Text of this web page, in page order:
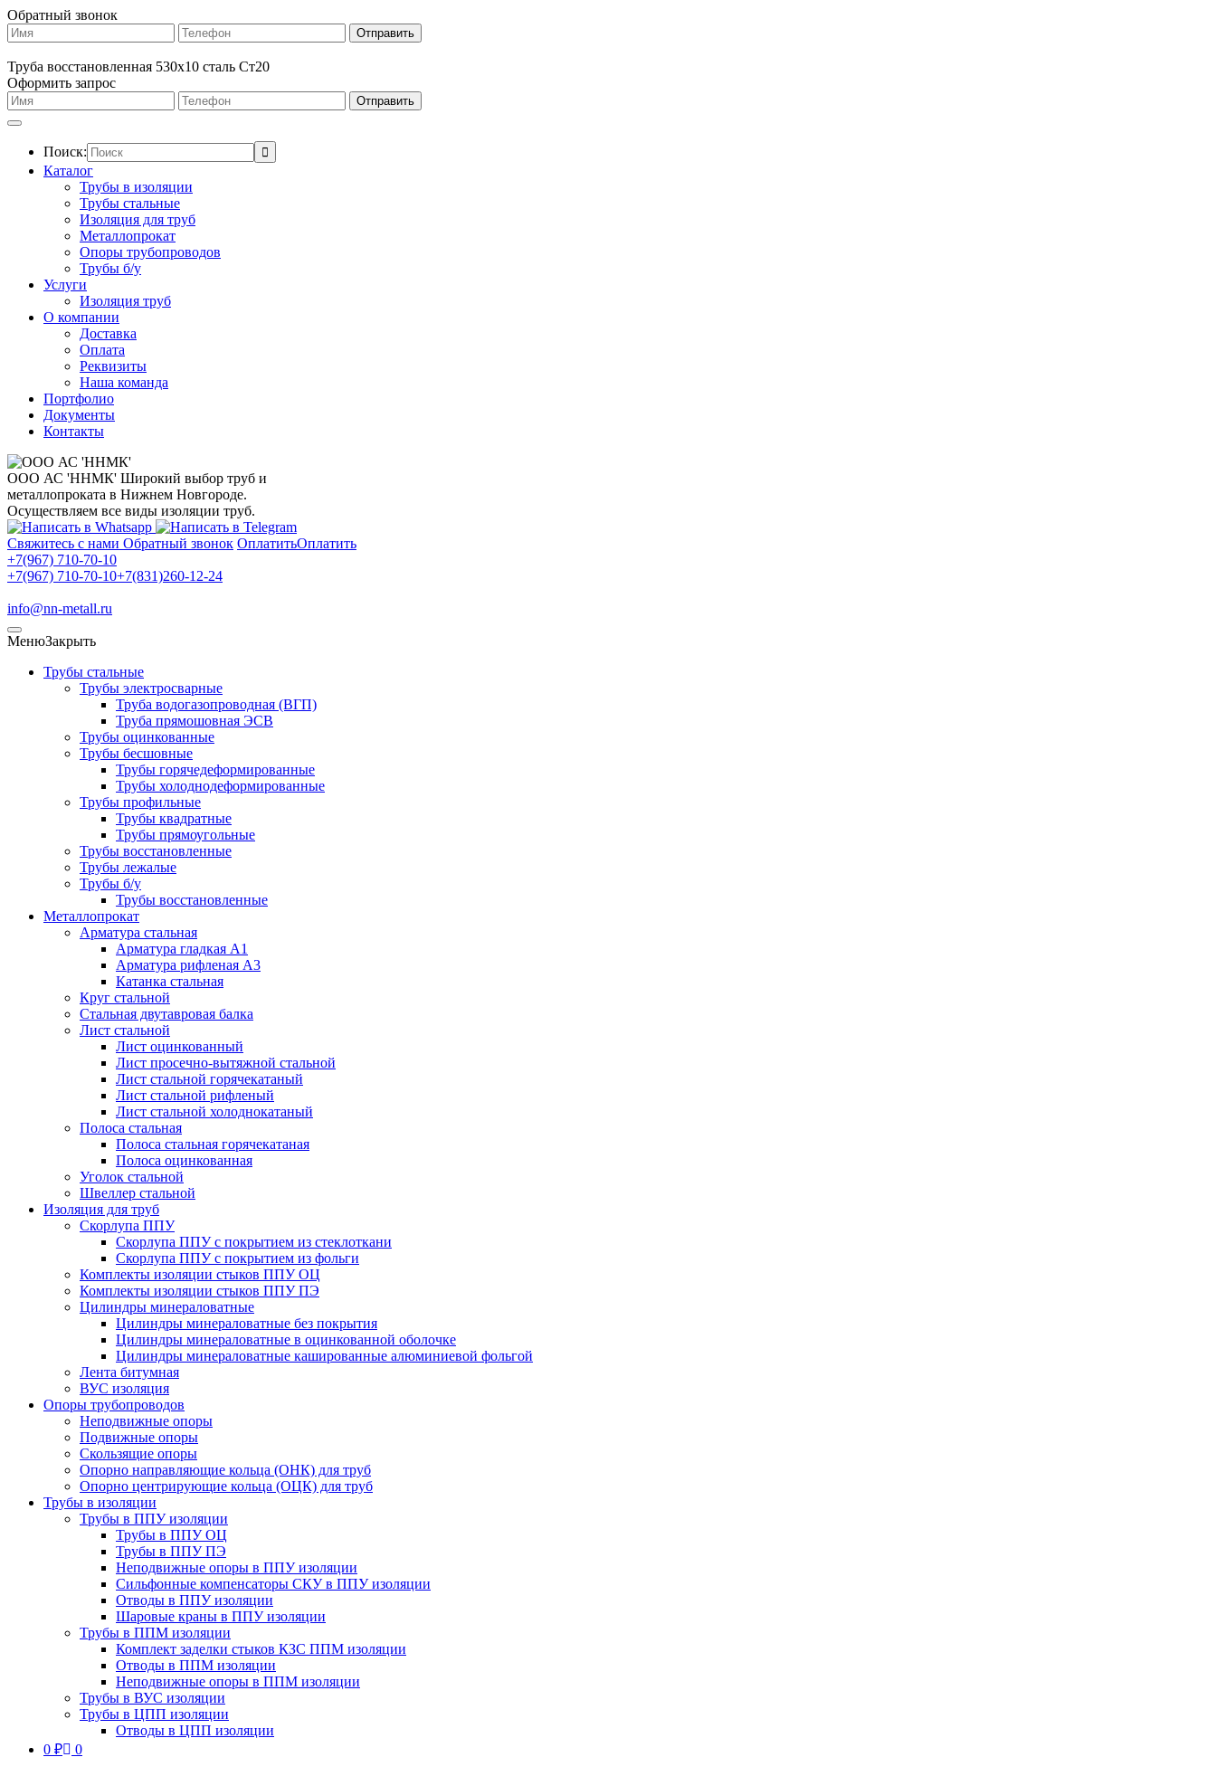
Обратный звонок
Труба восстановленная 530х10 сталь Ст20
Оформить запрос
Поиск:
Каталог
Трубы в изоляции
Трубы стальные
Изоляция для труб
Металлопрокат
Опоры трубопроводов
Трубы б/у
Услуги
Изоляция труб
О компании
Доставка
Оплата
Реквизиты
Наша команда
Портфолио
Документы
Контакты
ООО АС 'ННМК' Широкий выбор труб и
металлопроката в Нижнем Новгороде.
Осуществляем все виды изоляции труб.
Свяжитесь с нами Обратный звонок ОплатитьОплатить
+7(967) 710-70-10
+7(967) 710-70-10+7(831)260-12-24
info@nn-metall.ru
МенюЗакрыть
Трубы стальные
Трубы электросварные
Труба водогазопроводная (ВГП)
Труба прямошовная ЭСВ
Трубы оцинкованные
Трубы бесшовные
Трубы горячедеформированные
Трубы холоднодеформированные
Трубы профильные
Трубы квадратные
Трубы прямоугольные
Трубы восстановленные
Трубы лежалые
Трубы б/у
Трубы восстановленные
Металлопрокат
Арматура стальная
Арматура гладкая А1
Арматура рифленая А3
Катанка стальная
Круг стальной
Стальная двутавровая балка
Лист стальной
Лист оцинкованный
Лист просечно-вытяжной стальной
Лист стальной горячекатаный
Лист стальной рифленый
Лист стальной холоднокатаный
Полоса стальная
Полоса стальная горячекатаная
Полоса оцинкованная
Уголок стальной
Швеллер стальной
Изоляция для труб
Скорлупа ППУ
Скорлупа ППУ с покрытием из стеклоткани
Скорлупа ППУ с покрытием из фольги
Комплекты изоляции стыков ППУ ОЦ
Комплекты изоляции стыков ППУ ПЭ
Цилиндры минераловатные
Цилиндры минераловатные без покрытия
Цилиндры минераловатные в оцинкованной оболочке
Цилиндры минераловатные кашированные алюминиевой фольгой
Лента битумная
ВУС изоляция
Опоры трубопроводов
Неподвижные опоры
Подвижные опоры
Скользящие опоры
Опорно направляющие кольца (ОНК) для труб
Опорно центрирующие кольца (ОЦК) для труб
Трубы в изоляции
Трубы в ППУ изоляции
Трубы в ППУ ОЦ
Трубы в ППУ ПЭ
Неподвижные опоры в ППУ изоляции
Сильфонные компенсаторы СКУ в ППУ изоляции
Отводы в ППУ изоляции
Шаровые краны в ППУ изоляции
Трубы в ППМ изоляции
Комплект заделки стыков КЗС ППМ изоляции
Отводы в ППМ изоляции
Неподвижные опоры в ППМ изоляции
Трубы в ВУС изоляции
Трубы в ЦПП изоляции
Отводы в ЦПП изоляции
0 ₽ 0